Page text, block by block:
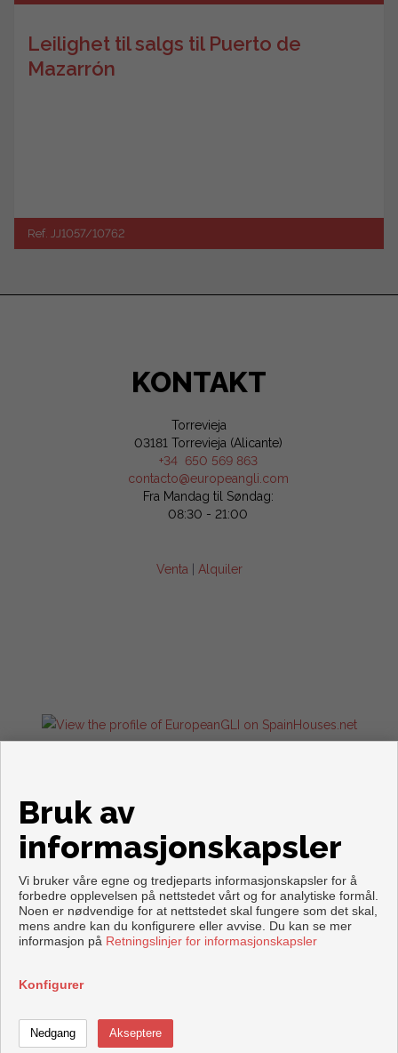
Leilighet til salgs til Puerto de
Mazarrón
Ref. JJ1057/10762
KONTAKT
Torrevieja
03181 Torrevieja (Alicante)
+34 650 569 863
contacto@europeangli.com
Fra Mandag til Søndag:
08:30 - 21:00
Venta Alquiler
Flats and houses for sale in Torrevieja
Copyright © 2026. Forbeholdt alle rettigheter.
Aviso legal|personvernpolicy|Cookies policy
Bruk av
informasjonskapsler
Vi bruker våre egne og tredjeparts informasjonskapsler for å
forbedre opplevelsen på nettstedet vårt og for analytiske formål.
Noen er nødvendige for at nettstedet skal fungere som det skal,
mens andre kan du konfigurere eller avvise. Du kan se mer
informasjon på Retningslinjer for informasjonskapsler
Konfigurer